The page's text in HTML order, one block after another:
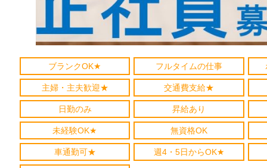
ブランクOK★ フルタイムの仕事
主婦・主夫歓迎★ 交通費支給★
日勤のみ 昇給あり
未経験OK★ 無資格OK
車通勤可★ 週4・5日からOK★